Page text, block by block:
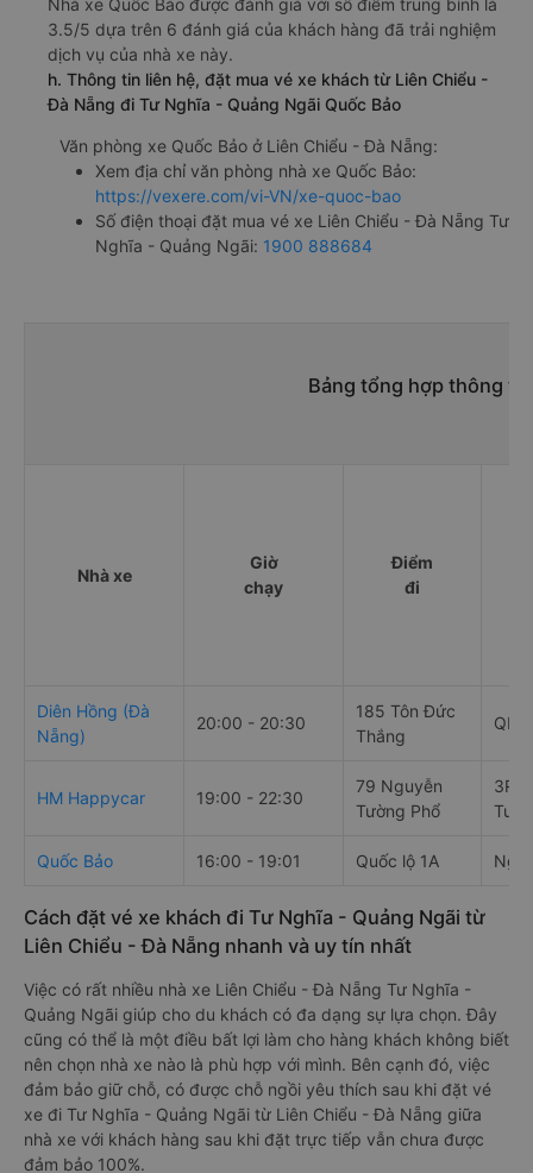
Nhà xe Quốc Bảo được đánh giá với số điểm trung bình là
3.5/5 dựa trên 6 đánh giá của khách hàng đã trải nghiệm
dịch vụ của nhà xe này.
h. Thông tin liên hệ, đặt mua vé xe khách từ Liên Chiểu -
Đà Nẵng đi Tư Nghĩa - Quảng Ngãi Quốc Bảo
Văn phòng xe Quốc Bảo ở Liên Chiểu - Đà Nẵng:
Xem địa chỉ văn phòng nhà xe Quốc Bảo:
https://vexere.com/vi-VN/xe-quoc-bao
Số điện thoại đặt mua vé xe Liên Chiểu - Đà Nẵng Tư
Nghĩa - Quảng Ngãi: 1900 888684
Bảng tổng hợp thông
Nhà xe
Giờ
chạy
Điểm
đi
Diên Hồng (Đà
Nẵng)
20:00 - 20:30
185 Tôn Đức
Thắng
QL1A
HM Happycar 19:00 - 22:30
79 Nguyễn
Tường Phổ
Tư
Quốc Bảo 16:00 - 19:01 Quốc lộ 1A Ngã
Cách đặt vé xe khách đi Tư Nghĩa - Quảng Ngãi từ
Liên Chiểu - Đà Nẵng nhanh và uy tín nhất
Việc có rất nhiều nhà xe Liên Chiểu - Đà Nẵng Tư Nghĩa -
Quảng Ngãi giúp cho du khách có đa dạng sự lựa chọn. Đây
cũng có thể là một điều bất lợi làm cho hàng khách không biết
nên chọn nhà xe nào là phù hợp với mình. Bên cạnh đó, việc
đảm bảo giữ chỗ, có được chỗ ngồi yêu thích sau khi đặt vé
xe đi Tư Nghĩa - Quảng Ngãi từ Liên Chiểu - Đà Nẵng giữa
nhà xe với khách hàng sau khi đặt trực tiếp vẫn chưa được
đảm bảo 100%.